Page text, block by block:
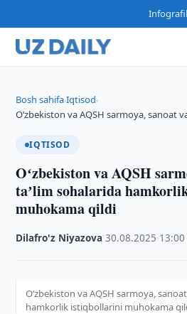
Bosh sahifa›Iqtisod›
Oʻzbekiston va AQSH sarmoya, sanoat
IQTISOD
Oʻzbekiston va AQSH
taʼlim sohalarida
muhokama qildi
Dilafro'z Niyazova ·30.08.2025 13:00
Oʻzbekiston va AQSH sarmoya,
hamkorlik istiqbollarini muhokama